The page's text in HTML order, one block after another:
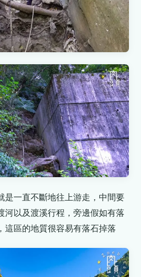
是一直不斷地往上游走，中間要
河以及渡溪行程，旁邊假如有落
這區的地質很容易有落石掉落